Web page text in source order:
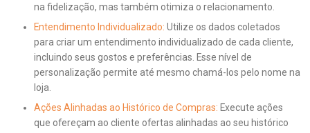
na fidelização, mas também otimiza o relacionamento.
Entendimento Individualizado: Utilize os dados coletados
para criar um entendimento individualizado de cada cliente,
incluindo seus gostos e preferências. Esse nível de
personalização permite até mesmo chamá-los pelo nome na
loja.
Ações Alinhadas ao Histórico de Compras: Execute ações
que ofereçam ao cliente ofertas alinhadas ao seu histórico